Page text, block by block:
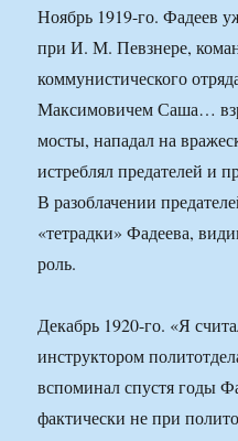
Ноябрь 1919-го. Фадеев
при И. М. Певзнере,
коммунистического
Максимовичем Саша…
мосты, нападал на
истреблял предателей и
В разоблачении
«тетрадки» Фадеева,
роль.
Декабрь 1920-го. «Я
инструктором
вспоминал спустя годы
фактически не при